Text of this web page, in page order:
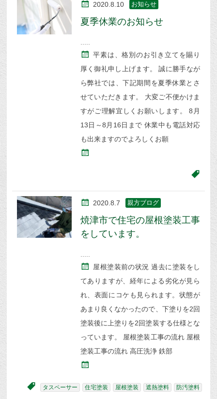
2020.8.10 お知らせ
夏季休業のお知らせ
平素は、格別のお引き立てを賜り
厚く御礼申し上げます。 誠に勝手なが
ら弊社では、下記期間を夏季休業とさ
せていただきます。 大変ご不便かけま
すがご理解宜しくお願いします。 8月
13日～8月16日まで 休業中も電話対応
も出来ますのでよろしくお願
2020.8.7 親方ブログ
焼津市で住宅の屋根塗装工事
をしています。
屋根塗装前の状況 過去に塗装をし
てありますが、経年による劣化が見ら
れ、表面にコケも見られます。状態が
あまり良くなかったので、下塗りを2回
塗装後に上塗りを2回塗装する仕様とな
っています。 屋根塗装工事の流れ 屋根
塗装工事の流れ 高圧洗浄 鉄部
タスペーサー 住宅塗装 屋根塗装 遮熱塗料 防汚塗料